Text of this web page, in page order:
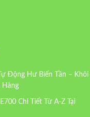
Động Hư Biến Tần – Khôi
Hàng
Chi Tiết Từ A-Z Tại